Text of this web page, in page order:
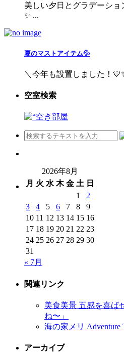
美しい夕日とグラデーシ
✨ ...
夏のマストアイテム💦
＼今年も設置しました！
空室検索
2026年8月
月 火 水 木 金 土 日
1
2
3
4 5 6 7 8
9
10 11 12 13 14 15 16
17 18 19 20 21 22 23
24 25 26 27 28 29 30
31
« 7月
関連リンク
美食美景 五感を喜ば
ね〜」
海の家メリ Adventure
アーカイブ